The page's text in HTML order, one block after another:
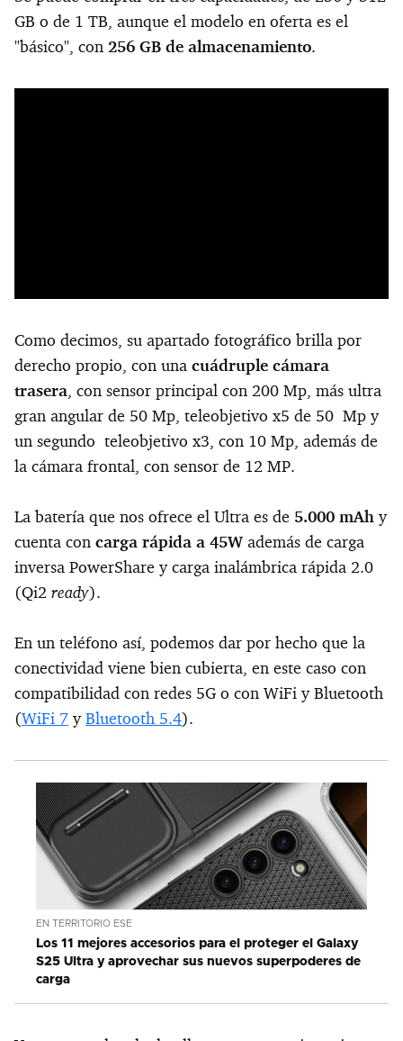
GB o de 1 TB, aunque el modelo en oferta es el
"básico", con 256 GB de almacenamiento.
Como decimos, su apartado fotográfico brilla por
derecho propio, con una cuádruple cámara
trasera, con sensor principal con 200 Mp, más ultra
gran angular de 50 Mp, teleobjetivo x5 de 50 Mp y
un segundo teleobjetivo x3, con 10 Mp, además de
la cámara frontal, con sensor de 12 MP.
La batería que nos ofrece el Ultra es de 5.000 mAh y
cuenta con carga rápida a 45W además de carga
inversa PowerShare y carga inalámbrica rápida 2.0
(Qi2 ready).
En un teléfono así, podemos dar por hecho que la
conectividad viene bien cubierta, en este caso con
compatibilidad con redes 5G o con WiFi y Bluetooth
(WiFi 7 yBluetooth 5.4).
EN TERRITORIO ESE
Los 11 mejores accesorios para el proteger el Galaxy
S25 Ultra y aprovechar sus nuevos superpoderes de
carga